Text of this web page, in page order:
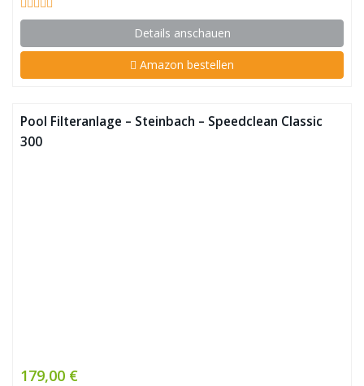
Details anschauen
Amazon bestellen
Pool Filteranlage – Steinbach – Speedclean Classic
300
179,00 €